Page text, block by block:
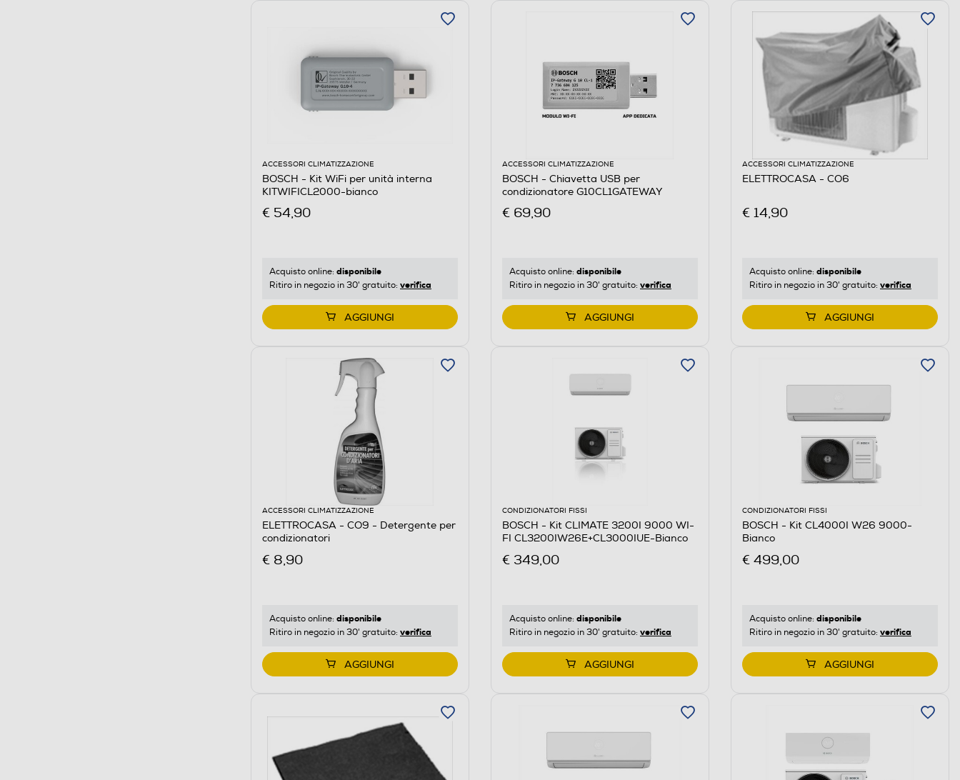
ACCESSORI CLIMATIZZAZIONE
BOSCH - Kit WiFi per unità interna
KITWIFICL2000-bianco
€ 54,90
Acquisto online: disponibile
Ritiro in negozio in 30' gratuito: verifica
AGGIUNGI
ACCESSORI CLIMATIZZAZIONE
BOSCH - Chiavetta USB per
condizionatore G10CL1GATEWAY
€ 69,90
Acquisto online: disponibile
Ritiro in negozio in 30' gratuito: verifica
AGGIUNGI
ACCESSORI CLIMATIZZAZIONE
ELETTROCASA - CO6
€ 14,90
Acquisto online: disponibile
Ritiro in negozio in 30' gratuito: verifica
AGGIUNGI
ACCESSORI CLIMATIZZAZIONE
ELETTROCASA - CO9 - Detergente per
condizionatori
€ 8,90
Acquisto online: disponibile
Ritiro in negozio in 30' gratuito: verifica
AGGIUNGI
CONDIZIONATORI FISSI
BOSCH - Kit CLIMATE 3200I 9000 WI-
FI CL3200IW26E+CL3000IUE-Bianco
€ 349,00
Acquisto online: disponibile
Ritiro in negozio in 30' gratuito: verifica
AGGIUNGI
CONDIZIONATORI FISSI
BOSCH - Kit CL4000I W26 9000-
Bianco
€ 499,00
Acquisto online: disponibile
Ritiro in negozio in 30' gratuito: verifica
AGGIUNGI